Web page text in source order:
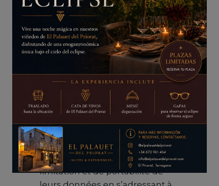
répondre aux éventuelles
responsabilités légales
découlant du traitement. Une
fois ce délai écoulé, elles seront
supprimées de manière
sécurisée.
Droits des utilisateurs :
Les utilisateurs peuvent exercer
à tout moment leurs droits
d’accès, de rectification, de
suppression, d’opposition, de
limitation et de portabilité de